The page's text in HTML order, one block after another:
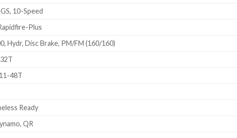
10-Speed
Plus
Hydr, Disc Brake, PM/FM (160/160)
48T
Ready
QR